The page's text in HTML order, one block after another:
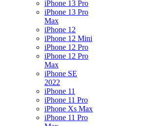
iPhone 13 Pro
iPhone 13 Pro
Max
iPhone 12
iPhone 12 Mini
iPhone 12 Pro
iPhone 12 Pro
Max
iPhone SE
2022
iPhone 11
iPhone 11 Pro
iPhone Xs Max
iPhone 11 Pro